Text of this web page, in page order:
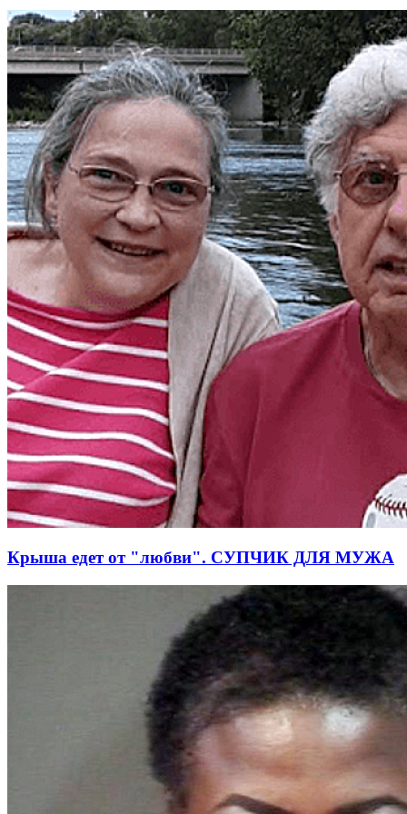
Крыша едет от "любви". СУПЧИК ДЛЯ МУЖА